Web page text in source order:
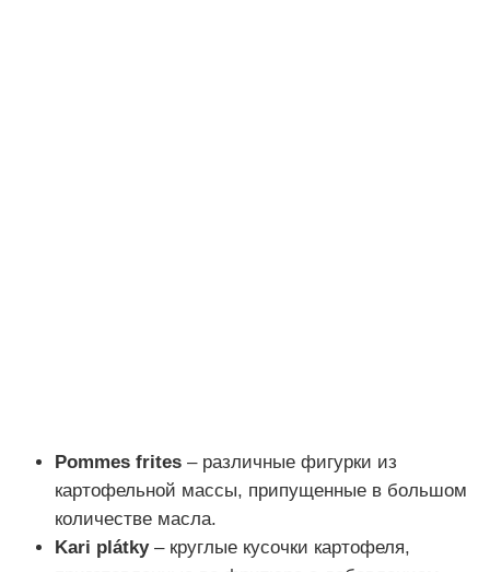
Pommes frites – различные фигурки из
картофельной массы, припущенные в большом
количестве масла.
Kari plátky– круглые кусочки картофеля,